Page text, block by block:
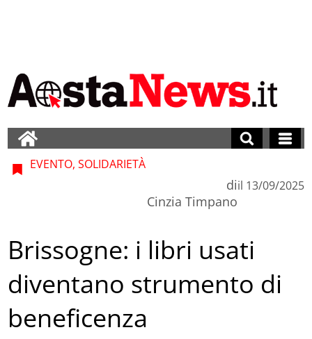
EVENTO, SOLIDARIETÀ
di
Cinzia Timpano
il 13/09/2025
Brissogne: i libri usati
diventano strumento di
beneficenza